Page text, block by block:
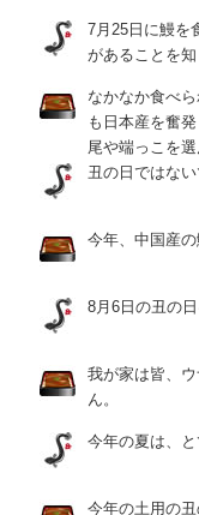
7月25日に鰻を
があることを
なかなか食べ
も日本産を奮
尾や端っこを
丑の日ではな
今年、中国産
8月6日の丑の
我が家は皆、
ん。
今年の夏は、
今年の土用の